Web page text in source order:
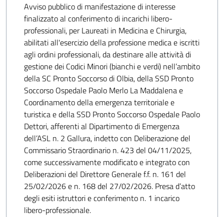
Avviso pubblico di manifestazione di interesse
finalizzato al conferimento di incarichi libero-
professionali, per Laureati in Medicina e Chirurgia,
abilitati all'esercizio della professione medica e iscritti
agli ordini professionali, da destinare alle attività di
gestione dei Codici Minori (bianchi e verdi) nell’ambito
della SC Pronto Soccorso di Olbia, della SSD Pronto
Soccorso Ospedale Paolo Merlo La Maddalena e
Coordinamento della emergenza territoriale e
turistica e della SSD Pronto Soccorso Ospedale Paolo
Dettori, afferenti al Dipartimento di Emergenza
dell’ASL n. 2 Gallura, indetto con Deliberazione del
Commissario Straordinario n. 423 del 04/11/2025,
come successivamente modificato e integrato con
Deliberazioni del Direttore Generale f.f. n. 161 del
25/02/2026 e n. 168 del 27/02/2026. Presa d’atto
degli esiti istruttori e conferimento n. 1 incarico
libero-professionale.